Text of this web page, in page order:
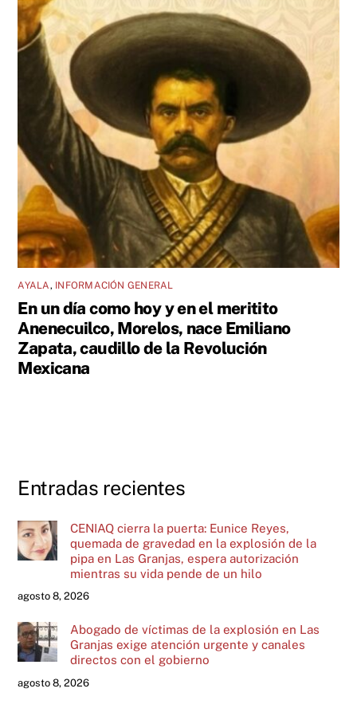
AYALA, INFORMACIÓN GENERAL
En un día como hoy y en el meritito
Anenecuilco, Morelos, nace Emiliano
Zapata, caudillo de la Revolución
Mexicana
Entradas recientes
CENIAQ cierra la puerta: Eunice Reyes,
quemada de gravedad en la explosión de la
pipa en Las Granjas, espera autorización
mientras su vida pende de un hilo
agosto 8, 2026
Abogado de víctimas de la explosión en Las
Granjas exige atención urgente y canales
directos con el gobierno
agosto 8, 2026